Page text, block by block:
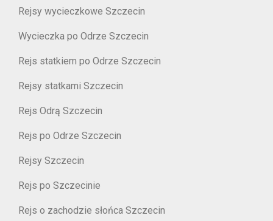
Rejsy wycieczkowe Szczecin
Wycieczka po Odrze Szczecin
Rejs statkiem po Odrze Szczecin
Rejsy statkami Szczecin
Rejs Odrą Szczecin
Rejs po Odrze Szczecin
Rejsy Szczecin
Rejs po Szczecinie
Rejs o zachodzie słońca Szczecin